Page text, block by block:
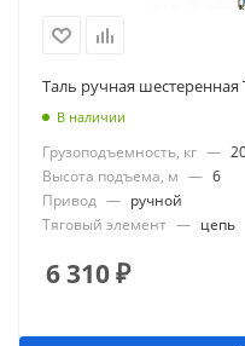
Таль ручная
В наличии
Грузоподъемность, кг —
Высота подъема, м — 6
Привод — ручной
Тяговый элемент — цепь
6 310₽